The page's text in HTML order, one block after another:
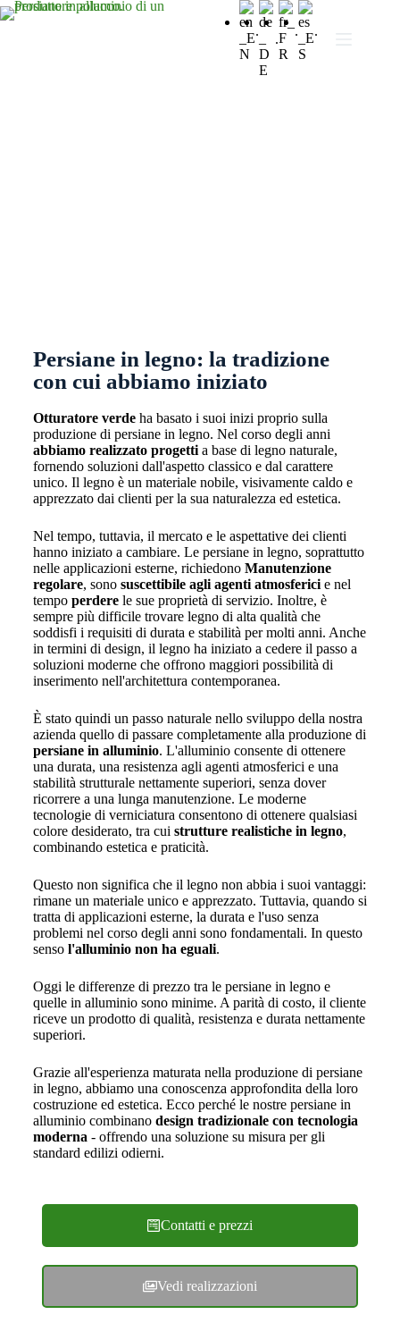
.
.
. .
Persiane in legno: la tradizione
con cui abbiamo iniziato
Otturatore verdeha basato i suoi inizi proprio sulla
produzione di persiane in legno. Nel corso degli anni
abbiamo realizzato progettia base di legno naturale,
fornendo soluzioni dall'aspetto classico e dal carattere
unico. Il legno è un materiale nobile, visivamente caldo e
apprezzato dai clienti per la sua naturalezza ed estetica.
Nel tempo, tuttavia, il mercato e le aspettative dei clienti
hanno iniziato a cambiare. Le persiane in legno, soprattutto
nelle applicazioni esterne, richiedono Manutenzione
regolare, sono suscettibile agli agenti atmosfericie nel
tempo perderele sue proprietà di servizio. Inoltre, è
sempre più difficile trovare legno di alta qualità che
soddisfi i requisiti di durata e stabilità per molti anni. Anche
in termini di design, il legno ha iniziato a cedere il passo a
soluzioni moderne che offrono maggiori possibilità di
inserimento nell'architettura contemporanea.
È stato quindi un passo naturale nello sviluppo della nostra
azienda quello di passare completamente alla produzione di
persiane in alluminio. L'alluminio consente di ottenere
una durata, una resistenza agli agenti atmosferici e una
stabilità strutturale nettamente superiori, senza dover
ricorrere a una lunga manutenzione. Le moderne
tecnologie di verniciatura consentono di ottenere qualsiasi
colore desiderato, tra cui strutture realistiche in legno,
combinando estetica e praticità.
Questo non significa che il legno non abbia i suoi vantaggi:
rimane un materiale unico e apprezzato. Tuttavia, quando si
tratta di applicazioni esterne, la durata e l'uso senza
problemi nel corso degli anni sono fondamentali. In questo
senso l'alluminio non ha eguali.
Oggi le differenze di prezzo tra le persiane in legno e
quelle in alluminio sono minime. A parità di costo, il cliente
riceve un prodotto di qualità, resistenza e durata nettamente
superiori.
Grazie all'esperienza maturata nella produzione di persiane
in legno, abbiamo una conoscenza approfondita della loro
costruzione ed estetica. Ecco perché le nostre persiane in
alluminio combinano design tradizionale con tecnologia
moderna - offrendo una soluzione su misura per gli
standard edilizi odierni.
Contatti e prezzi
Vedi realizzazioni